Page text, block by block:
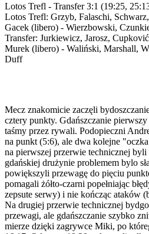
Lotos Trefl - Transfer 3:1 (19:25,
Lotos Trefl: Grzyb, Falaschi,
Gacek (libero) - Wierzbowski,
Transfer: Jurkiewicz, Jarosz,
Murek (libero) - Waliński, Marshall,
Duff
Mecz znakomicie zaczęli
cztery punkty. Gdańszczanie
taśmy przez rywali. Podopieczni
na punkt (5:6), ale dwa kolejne
na pierwszej przerwie technicznej
gdańskiej drużynie problemem bylo
powiększyli przewagę do pięciu
pomagali żółto-czarni popełniając
zepsute serwy) i nie kończąc ataków
Na drugiej przerwie technicznej
przewagi, ale gdańszczanie szybko
mierze dzięki zagrywce Miki, po